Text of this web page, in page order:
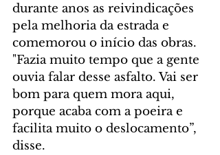
durante anos as reivindicações
pela melhoria da estrada e
comemorou o início das obras.
"Fazia muito tempo que a gente
ouvia falar desse asfalto. Vai ser
bom para quem mora aqui,
porque acaba com a poeira e
facilita muito o deslocamento”,
disse.